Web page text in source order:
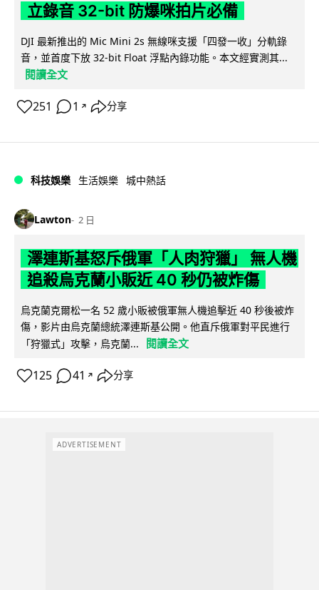
立錄音 32-bit 防爆咪拍片必備
DJI 最新推出的 Mic Mini 2s 無線咪支援「四發一收」分軌錄
音，並首度下放 32-bit Float 浮點內錄功能。本文經實測其...
閱讀全文
251 1 ↗ 分享
科技娛樂 生活娛樂 城中熱話
Lawton 2 日
澤連斯基怒斥俄軍「人肉狩獵」 無人機
追殺烏克蘭小販近 40 秒仍被炸傷
烏克蘭克爾松一名 52 歲小販被俄軍無人機追擊近 40 秒後被炸
傷，影片由烏克蘭總統澤連斯基公開。他直斥俄軍對平民進行
「狩獵式」攻擊，烏克蘭...
閱讀全文
125 41 ↗ 分享
ADVERTISEMENT